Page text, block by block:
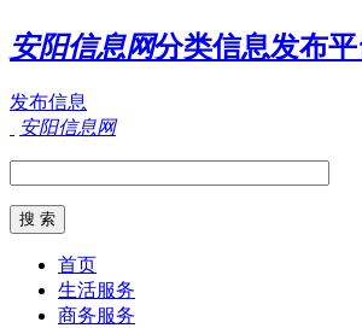
安阳信息网分类信息发布平
发布信息
安阳信息网
首页
生活服务
商务服务